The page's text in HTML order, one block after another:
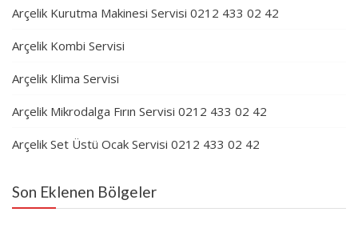
Arçelik Kurutma Makinesi Servisi 0212 433 02 42
Arçelik Kombi Servisi
Arçelik Klima Servisi
Arçelik Mikrodalga Fırın Servisi 0212 433 02 42
Arçelik Set Üstü Ocak Servisi 0212 433 02 42
Son Eklenen Bölgeler